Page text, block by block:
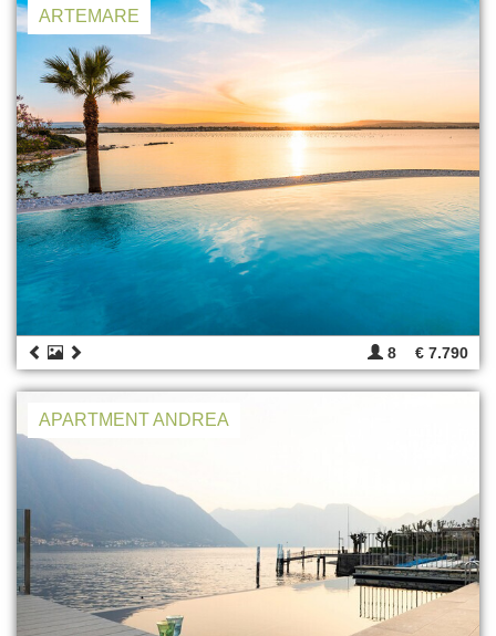
ARTEMARE
8 € 7.790
APARTMENT ANDREA